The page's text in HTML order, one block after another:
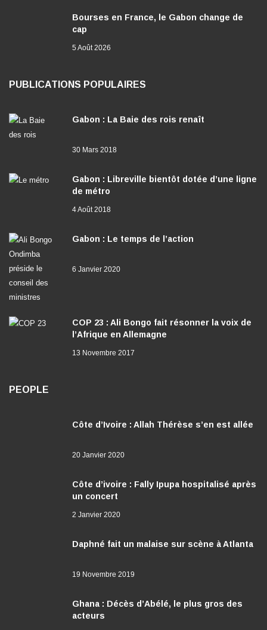
Bourses en France, le Gabon change de
cap
5 Août 2026
PUBLICATIONS POPULAIRES
Gabon : La Baie des rois renaît
30 Mars 2018
Gabon : Libreville bientôt dotée d’une ligne
de métro
4 Août 2018
Gabon : Le temps de l’action
6 Janvier 2020
COP 23 : Ali Bongo fait résonner la voix de
l’Afrique en Allemagne
13 Novembre 2017
PEOPLE
Côte d’Ivoire : Allah Thérèse s’en est allée
20 Janvier 2020
Côte d’ivoire : Fally Ipupa hospitalisé après
un concert
2 Janvier 2020
Daphné fait un malaise sur scène à Atlanta
19 Novembre 2019
Ghana : Décès d’Abélé, le plus gros des
acteurs